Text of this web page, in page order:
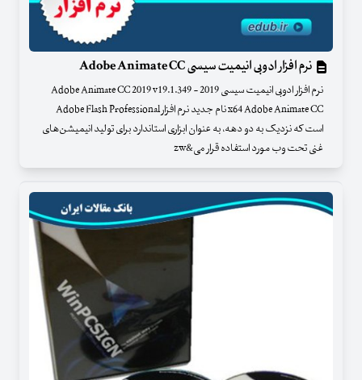
نرم افزار ادوبی انیمیت سی‎سی Adobe Animate CC
نرم افزار ادوبی انیمیت سی‎سی 2019 - Adobe Animate CC 2019 v19.1.349
x64 Adobe Animate CC نام جدید نرم افزار Adobe Flash Professional
است که نزدیک به دو دهه، به عنوان ابزاری استاندارد برای تولید انیمیشن‌های
غنی تحت وب مورد استفاده قرار می&zw